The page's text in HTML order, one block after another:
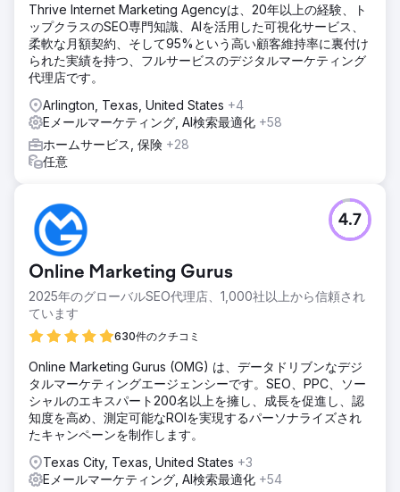
ソリューション
Clear Click は Hubject のレポート作成を合理化し、アドホ
ック リクエストを 40% 削減して効率性を向上させました。
予算計画はデータ モデルを使用して最適化され、デジタル
チャネルに 4 万ポンドの追加予算を確保しました。Google
広告の翻訳コストは、大量市場に焦点を当て、節約した資金
を他のメディアに再配分することで 25,000 ポンド削減され
ました。ターゲットを絞った Google 広告戦略により、地理
的ターゲティングの改良と継続的な最適化により、顧客獲得
が前年比 610% 増加しました。
新規顧客が前年比 610% 増加。予算モデリングの導入により
40,000 ポンドを節約。最も費用対効果の高い翻訳サービス
により 25,000 ポンドを節約。
エージェンシーページに移動
Thrive Internet Marketing Agencyは、20年以上の経験、ト
ップクラスのSEO専門知識、AIを活用した可視化サービス、
柔軟な月額契約、そして95%という高い顧客維持率に裏付け
られた実績を持つ、フルサービスのデジタルマーケティング
代理店です。
Arlington, Texas, United States +4
Eメールマーケティング, AI検索最適化 +58
ホームサービス, 保険 +28
任意
Online Marketing Gurus
2025年のグローバルSEO代理店、1,000社以上から信頼され
ています
630件のクチコミ
4.7
Online Marketing Gurus (OMG) は、データドリブンなデジ
タルマーケティングエージェンシーです。SEO、PPC、ソー
シャルのエキスパート200名以上を擁し、成長を促進し、認
知度を高め、測定可能なROIを実現するパーソナライズされ
たキャンペーンを制作します。
Texas City, Texas, United States +3
Eメールマーケティング, AI検索最適化 +54